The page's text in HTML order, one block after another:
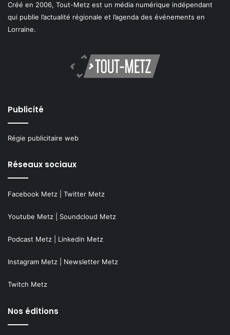
Créé en 2006, Tout-Metz est un média numérique indépendant
qui publie l’actualité régionale et l’agenda des événements en
Lorraine.
Publicité
Régie publicitaire web
Réseaux sociaux
Facebook Metz Twitter Metz
Youtube Metz Soundcloud Metz
Podcast Metz Linkedin Metz
Instagram Metz Newsletter Metz
Twitch Metz
Nos éditions